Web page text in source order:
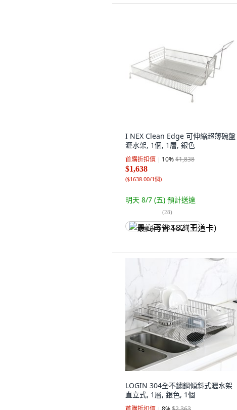
I NEX Clean Edge 可伸縮超薄碗盤
瀝水架, 1個, 1層, 銀色
首購折扣價 10%$1,838
$1,638
($1638.00/1個)
明天 8/7 (五) 預計送達
(28)
最高再省 $82 (王道卡)
LOGIN 304全不鏽鋼傾斜式瀝水架
直立式, 1層, 銀色, 1個